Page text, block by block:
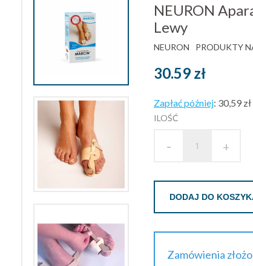
NEURON
Lewy
NEURON PRODUKTY
30.59 zł
Zapłać później: 30,59 zł
ILOŚĆ
- +
DODAJ DO
Zamówienia